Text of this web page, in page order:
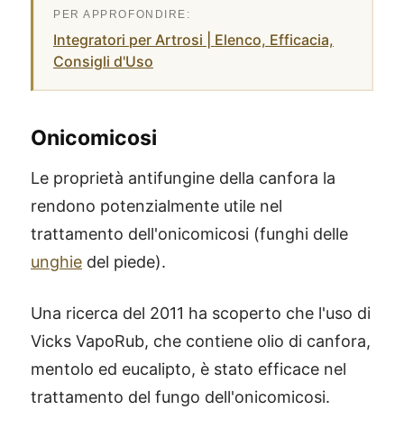
Integratori per Artrosi | Elenco, Efficacia,
Consigli d'Uso
Onicomicosi
Le proprietà antifungine della canfora la
rendono potenzialmente utile nel
trattamento dell'onicomicosi (funghi delle
unghie del piede).
Una ricerca del 2011 ha scoperto che l'uso di
Vicks VapoRub, che contiene olio di canfora,
mentolo ed eucalipto, è stato efficace nel
trattamento del fungo dell'onicomicosi.